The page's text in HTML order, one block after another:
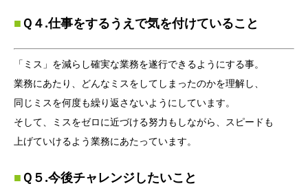
■Ｑ４.仕事をするうえで気を付けていること
「ミス」を減らし確実な業務を遂行できるようにする事。
業務にあたり、どんなミスをしてしまったのかを理解し、
同じミスを何度も繰り返さないようにしています。
そして、ミスをゼロに近づける努力もしながら、スピードも
上げていけるよう業務にあたっています。
■Ｑ５.今後チャレンジしたいこと